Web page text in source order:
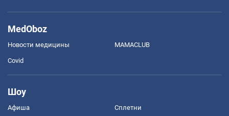
MedOboz
Новости медицины MAMACLUB
Covid
Шоу
Афиша Сплетни